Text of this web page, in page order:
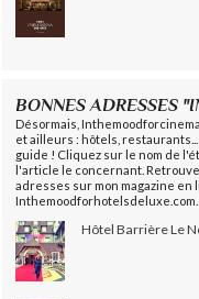
BONNES ADRESSES
Désormais,
et ailleurs : hôtels,
guide ! Cliquez sur le nom de
l'article le concernant.
adresses sur mon magazine en
Inthemoodforhotelsdeluxe.com.
Hôtel Barrière Le